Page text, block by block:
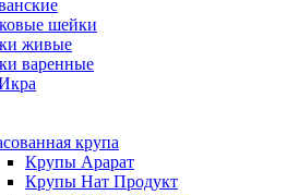
шейки
живые
варенные
крупа
Крупы Арарат
Крупы Нат Продукт